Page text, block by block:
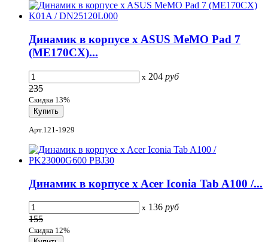
Динамик в корпусе x ASUS MeMO Pad 7
(ME170CX)...
x 204 руб
235
Скидка 13%
Арт.121-1929
Динамик в корпусе x Acer Iconia Tab A100 /...
x 136 руб
155
Скидка 12%